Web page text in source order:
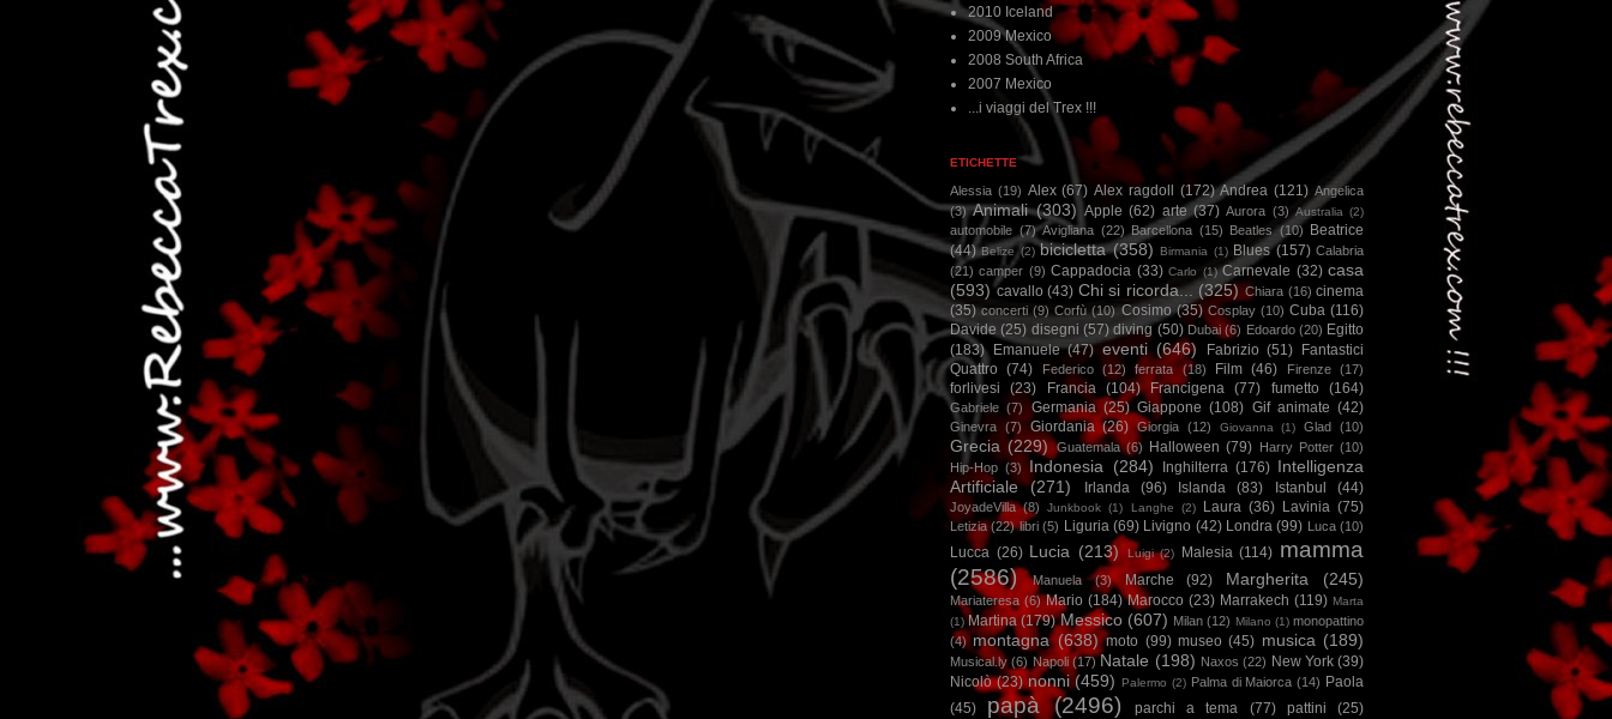
2010 Iceland
2009 Mexico
2008 South Africa
2007 Mexico
...i viaggi del Trex !!!
ETICHETTE
Alessia (19) Alex (67) Alex ragdoll (172) Andrea (121) Angelica
(3) Animali (303) Apple (62) arte (37) Aurora (3) Australia (2)
automobile (7) Avigliana (22) Barcellona (15) Beatles (10)
Beatrice
(44) Belize (2) bicicletta (358) Birmania (1) Blues (157) Calabria
(21) camper (9) Cappadocia (33) Carlo (1) Carnevale (32) casa
(593) cavallo (43) Chi si ricorda... (325) Chiara (16) cinema
(35) concerti (9) Corfù (10) Cosimo (35) Cosplay (10) Cuba (116)
Davide (25) disegni (57) diving (50) Dubai (6) Edoardo (20) Egitto
(183)
Emanuele (47) eventi (646) Fabrizio (51)
Fantastici
Quattro (74) Federico (12) ferrata (18) Film (46) Firenze (17)
forlivesi (23) Francia (104) Francigena (77) fumetto (164)
Gabriele (7) Germania (25) Giappone (108) Gif animate (42)
Ginevra (7) Giordania (26) Giorgia (12) Giovanna (1) Glad (10)
Grecia (229) Guatemala (6) Halloween (79) Harry Potter (10)
Hip-Hop (3) Indonesia (284) Inghilterra (176) Intelligenza
Artificiale
(271) Irlanda (96) Islanda (83) Istanbul (44)
JoyadeVilla (8) Junkbook (1) Langhe (2) Laura (36) Lavinia (75)
Letizia (22) libri (5) Liguria (69) Livigno (42) Londra (99) Luca (10)
Lucca (26) Lucia (213) Luigi (2) Malesia (114) mamma
(2586)
Manuela (3) Marche (92) Margherita (245)
Mariateresa (6) Mario (184) Marocco (23) Marrakech (119) Marta
(1) Martina (179) Messico (607) Milan (12) Milano (1) monopattino
(4) montagna (638) moto (99) museo (45) musica (189)
Musical.ly (6) Napoli (17) Natale (198) Naxos (22) New York (39)
Nicolò (23) nonni (459) Palermo (2) Palma di Maiorca (14) Paola
(45)
papà (2496) parchi a tema (77) pattini (25)